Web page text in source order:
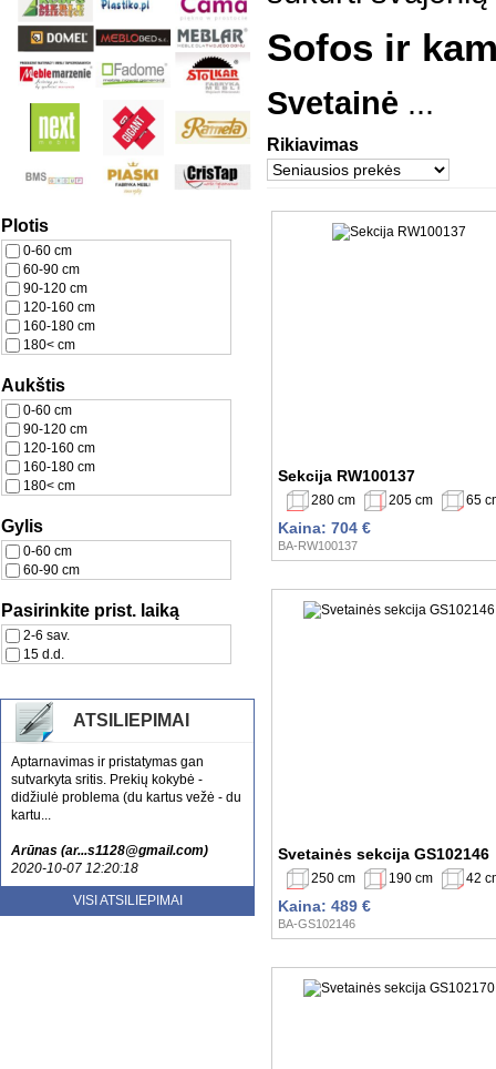
Plotis
0-60 cm
60-90 cm
90-120 cm
120-160 cm
160-180 cm
180< cm
Aukštis
0-60 cm
90-120 cm
120-160 cm
160-180 cm
180< cm
Gylis
0-60 cm
60-90 cm
Pasirinkite prist. laiką
2-6 sav.
15 d.d.
ATSILIEPIMAI
Esu patenkinta jusu aptarnavimu ir
kokybe. Tikrai rekomenduoju
Aptarnavimas ir pristatymas gan
sutvarkyta sritis. Prekių kokybė -
didžiulė problema (du kartus vežė - du
kartu...
Arūnas (ar...s1128@gmail.com)
2020-10-07 12:20:18
VISI ATSILIEPIMAI
Sofos ir
Svetainė ...
Rikiavimas
Sekcija RW100137
280 cm 205 cm 65
Kaina: 704 €
BA-RW100137
Svetainės sekcija GS102146
250 cm 190 cm 42
Kaina: 489 €
BA-GS102146